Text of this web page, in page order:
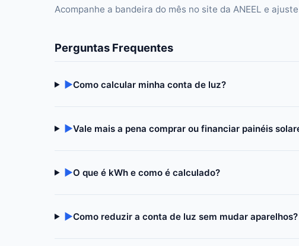
Acompanhe a bandeira do mês no site da ANEEL e
Perguntas Frequentes
▶Como calcular minha conta de luz?
▶Vale mais a pena comprar ou financiar painéis
▶O que é kWh e como é calculado?
▶Como reduzir a conta de luz sem mudar aparelhos?